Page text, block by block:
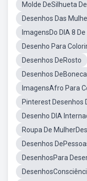
Molde DeSilhueta
Desenhos Das
ImagensDo DIA 8
Desenho Para
Desenhos DeRosto
Desenhos
ImagensAfro Para
Pinterest Desenhos
Desenho DIA
Roupa De
Desenhos
DesenhosPara